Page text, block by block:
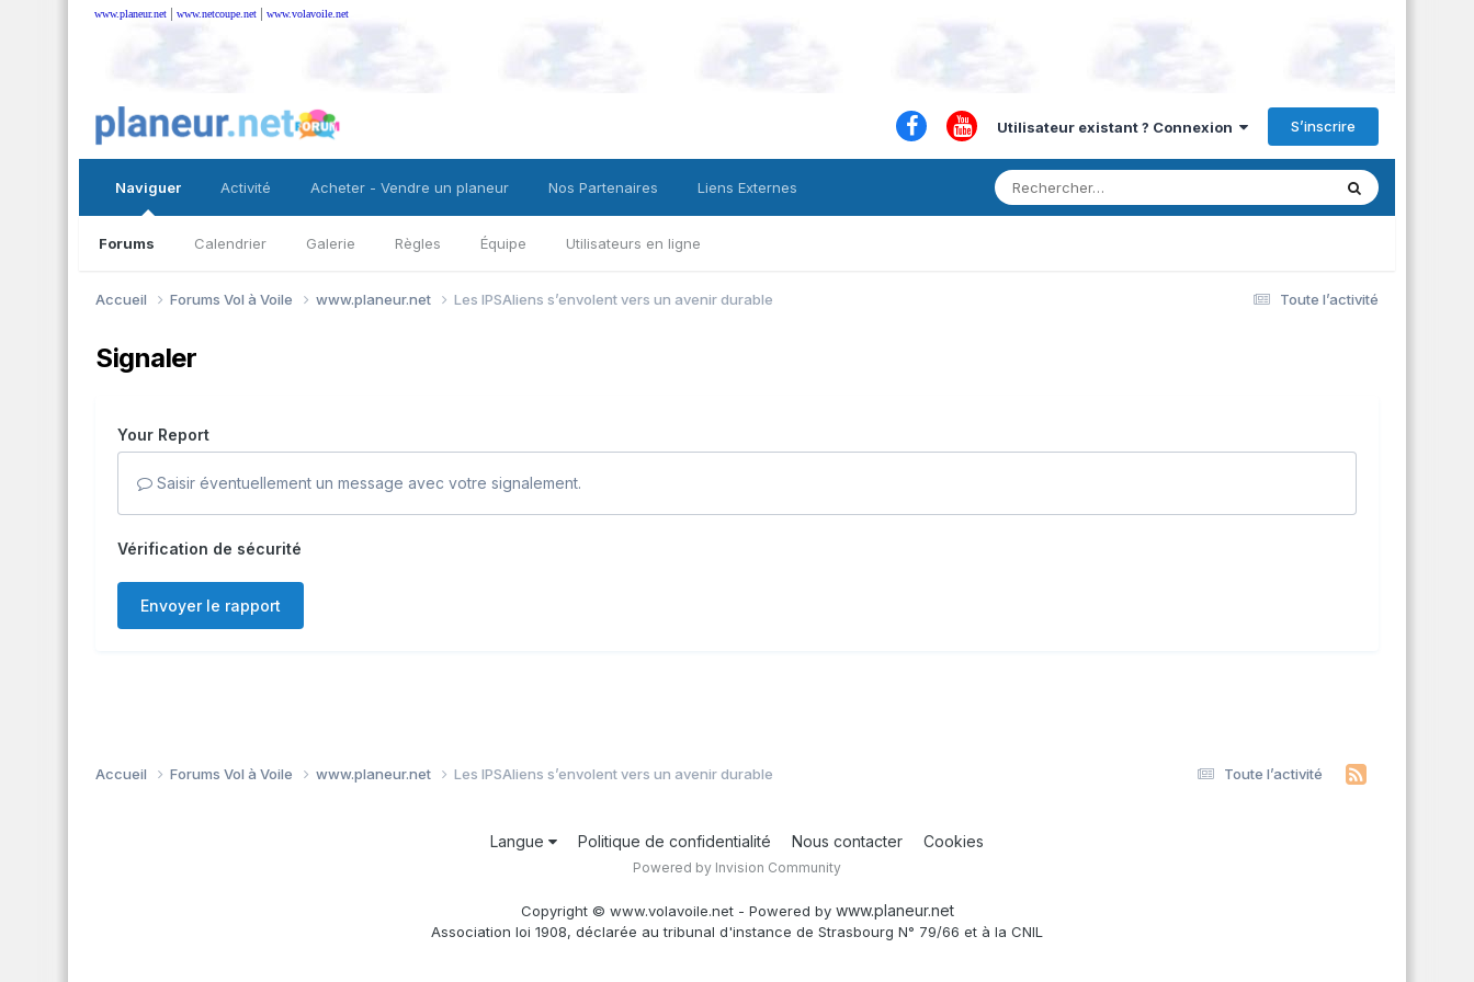
www.planeur.net | www.netcoupe.net | www.volavoile.net
Utilisateur existant ? Connexion S’inscrire
Naviguer
Forums Calendrier Galerie Règles Équipe Utilisateurs en ligne
Activité Acheter - Vendre un planeur Nos Partenaires Liens Externes
Toute l’activité
Accueil Forums Vol à Voile www.planeur.net Les IPSAliens s’envolent vers un avenir durable
Signaler
Your Report
Saisir éventuellement un message avec votre signalement.
Vérification de sécurité
Envoyer le rapport
Toute l’activité
Accueil Forums Vol à Voile www.planeur.net Les IPSAliens s’envolent vers un avenir durable
Langue Politique de confidentialité Nous contacter Cookies
Powered by Invision Community
Copyright © www.volavoile.net - Powered by www.planeur.net
Association loi 1908, déclarée au tribunal d'instance de Strasbourg N° 79/66 et à la CNIL